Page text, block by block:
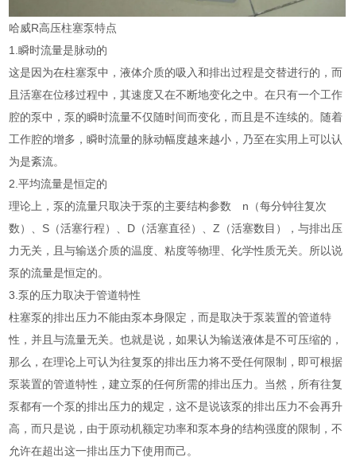
哈威R高压柱塞泵特点
1.瞬时流量是脉动的
这是因为在柱塞泵中，液体介质的吸入和排出过程是交替进行的，而
且活塞在位移过程中，其速度又在不断地变化之中。在只有一个工作
腔的泵中，泵的瞬时流量不仅随时间而变化，而且是不连续的。随着
工作腔的增多，瞬时流量的脉动幅度越来越小，乃至在实用上可以认
为是紊流。
2.平均流量是恒定的
理论上，泵的流量只取决于泵的主要结构参数 n（每分钟往复次
数）、S（活塞行程）、D（活塞直径）、Z（活塞数目），与排出压
力无关，且与输送介质的温度、粘度等物理、化学性质无关。所以说
泵的流量是恒定的。
3.泵的压力取决于管道特性
柱塞泵的排出压力不能由泵本身限定，而是取决于泵装置的管道特
性，并且与流量无关。也就是说，如果认为输送液体是不可压缩的，
那么，在理论上可认为往复泵的排出压力将不受任何限制，即可根据
泵装置的管道特性，建立泵的任何所需的排出压力。当然，所有往复
泵都有一个泵的排出压力的规定，这不是说该泵的排出压力不会再升
高，而只是说，由于原动机额定功率和泵本身的结构强度的限制，不
允许在超出这一排出压力下使用而己。